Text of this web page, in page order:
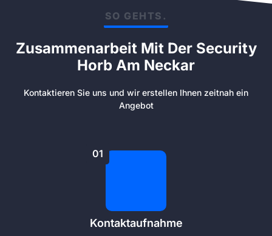
SO GEHTS.
Zusammenarbeit Mit Der Security
Horb Am Neckar
Kontaktieren Sie uns und wir erstellen Ihnen zeitnah ein
Angebot
01
Kontaktaufnahme